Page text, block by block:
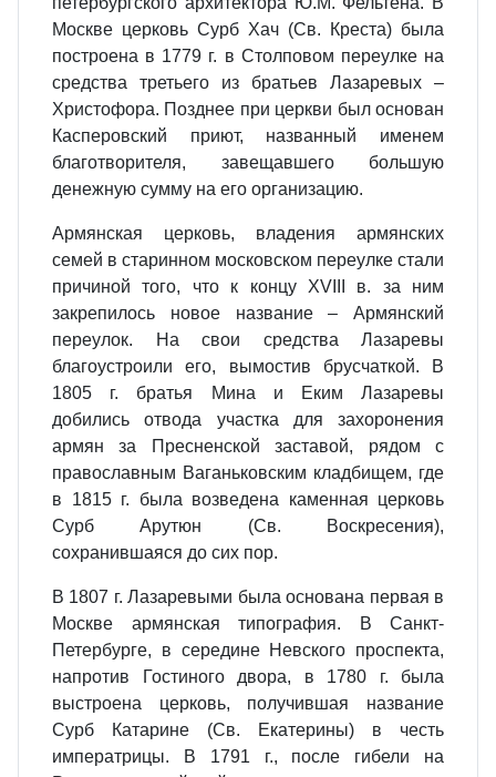
Москве церковь Сурб Хач (Св. Креста) была
построена в 1779 г. в Столповом переулке на
средства третьего из братьев Лазаревых –
Христофора. Позднее при церкви был основан
Касперовский приют, названный именем
благотворителя, завещавшего большую
денежную сумму на его организацию.
Армянская церковь, владения армянских
семей в старинном московском переулке стали
причиной того, что к концу XVIII в. за ним
закрепилось новое название – Армянский
переулок. На свои средства Лазаревы
благоустроили его, вымостив брусчаткой. В
1805 г. братья Мина и Еким Лазаревы
добились отвода участка для захоронения
армян за Пресненской заставой, рядом с
православным Ваганьковским кладбищем, где
в 1815 г. была возведена каменная церковь
Сурб Арутюн
(Св. Воскресения),
сохранившаяся до сих пор.
В 1807 г. Лазаревыми была основана первая в
Москве армянская типография. В Санкт-
Петербурге, в середине Невского проспекта,
напротив Гостиного двора, в 1780 г. была
выстроена церковь, получившая название
Сурб Катарине
(Св. Екатерины) в честь
императрицы. В 1791 г., после гибели на